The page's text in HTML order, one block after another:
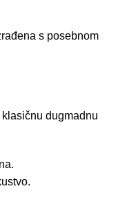
s posebnom
dugmadnu